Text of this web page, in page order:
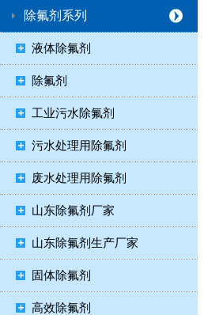
除氟剂系列
液体除氟剂
除氟剂
工业污水除氟剂
污水处理用除氟剂
废水处理用除氟剂
山东除氟剂厂家
山东除氟剂生产厂家
固体除氟剂
高效除氟剂